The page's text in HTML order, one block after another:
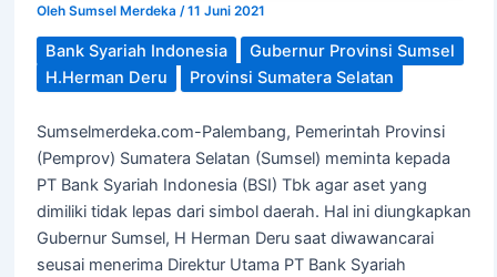
Oleh Sumsel Merdeka /11 Juni 2021
Bank Syariah Indonesia
Gubernur Provinsi Sumsel
H.Herman Deru
Provinsi Sumatera Selatan
Sumselmerdeka.com-Palembang, Pemerintah Provinsi
(Pemprov) Sumatera Selatan (Sumsel) meminta kepada
PT Bank Syariah Indonesia (BSI) Tbk agar aset yang
dimiliki tidak lepas dari simbol daerah. Hal ini diungkapkan
Gubernur Sumsel, H Herman Deru saat diwawancarai
seusai menerima Direktur Utama PT Bank Syariah